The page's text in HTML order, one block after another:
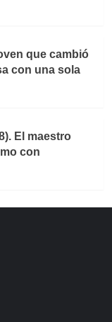
que cambió
con una sola
El maestro
con